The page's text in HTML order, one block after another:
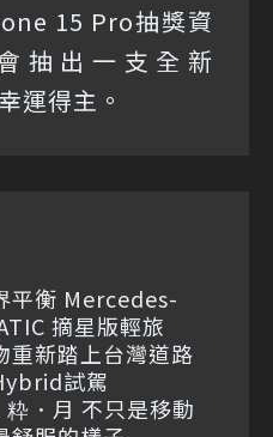
15 Pro抽獎資
抽出一支全新
運得主。
平衡 Mercedes-
摘星版輕旅
重新踏上台灣道路
試駕
粋．月 不只是移動